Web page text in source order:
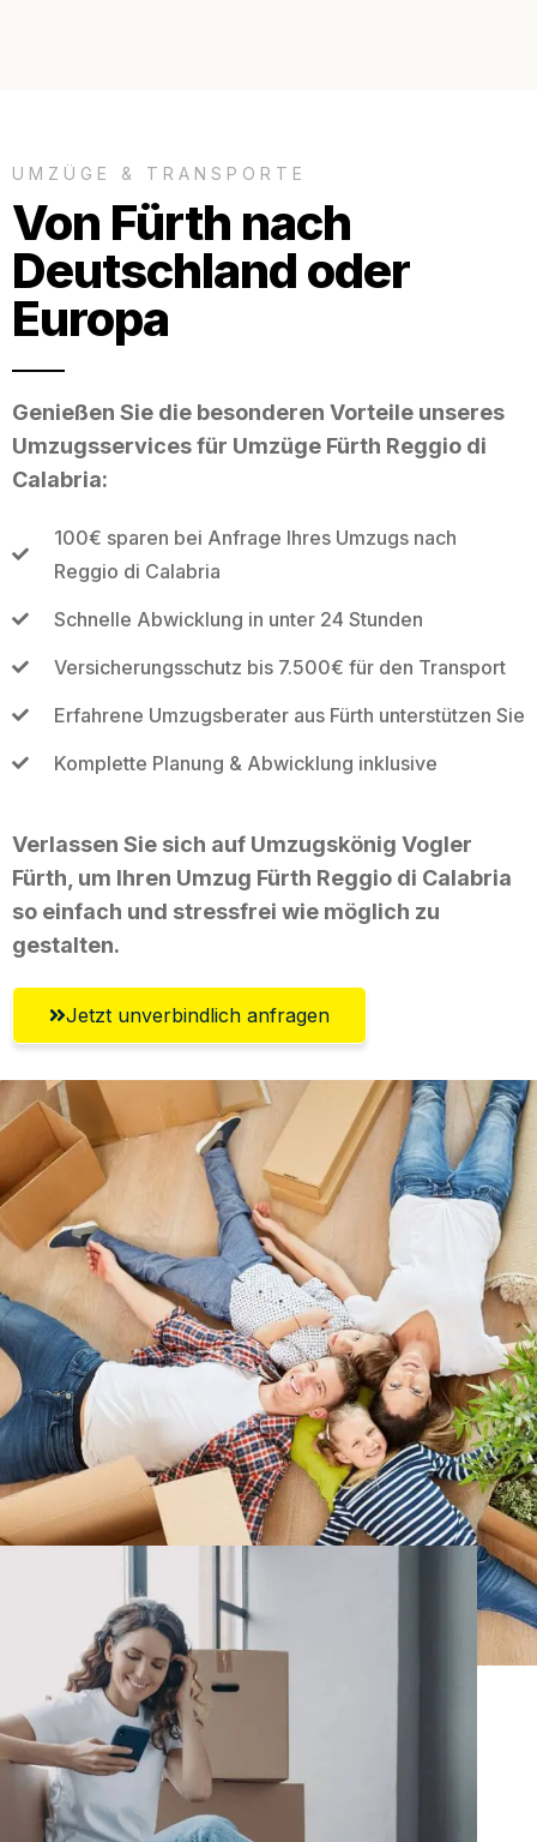
UMZÜGE & TRANSPORTE
Von Fürth nach
Deutschland oder
Europa
Genießen Sie die besonderen Vorteile unseres
Umzugsservices für Umzüge Fürth Reggio di
Calabria:
100€ sparen bei Anfrage Ihres Umzugs nach
Reggio di Calabria
Schnelle Abwicklung in unter 24 Stunden
Versicherungsschutz bis 7.500€ für den Transport
Erfahrene Umzugsberater aus Fürth unterstützen Sie
Komplette Planung & Abwicklung inklusive
Verlassen Sie sich auf Umzugskönig Vogler
Fürth, um Ihren Umzug Fürth Reggio di Calabria
so einfach und stressfrei wie möglich zu
gestalten.
Jetzt unverbindlich anfragen